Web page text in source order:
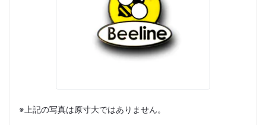
※上記の写真は原寸大ではありません。